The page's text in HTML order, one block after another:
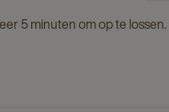
5 minuten om op te lossen.